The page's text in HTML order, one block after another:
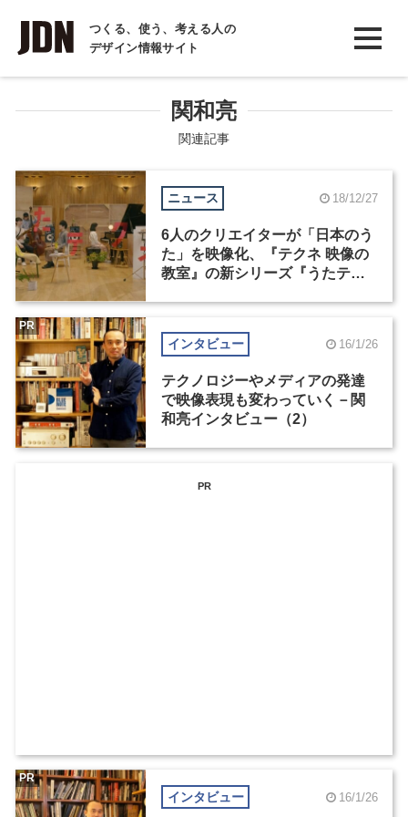
つくる、使う、考える人の
デザイン情報サイト
INTERVIEW
インタビュー
COLUMN
コラム
関和亮
関連記事
ニュース 18/12/27
6人のクリエイターが「日本のう
た」を映像化、『テクネ 映像の
教室』の新シリーズ『うたテク
インタビュー 16/1/26
テクノロジーやメディアの発達
で映像表現も変わっていく－関
和亮インタビュー（2）
PR
PR
インタビュー 16/1/26
PR